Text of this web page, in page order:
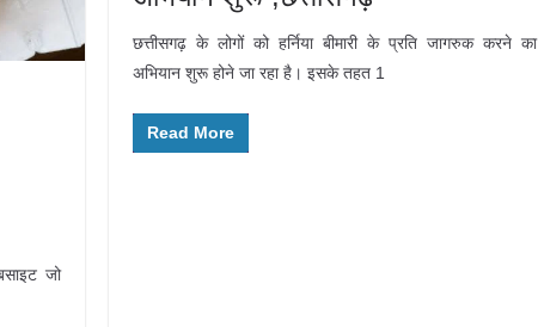
जो
छत्तीसगढ़ के लोगों को हर्निया बीमारी के प्रति जागरुक करने का
अभियान शुरू होने जा रहा है। इसके तहत 1
Read More